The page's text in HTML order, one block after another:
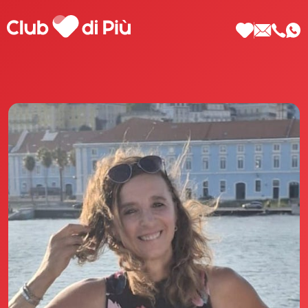
Scopri Club di Più
Le testimonianze Club di Più
La fondatrice Valeria Pilla
Annunci Donne
Agenzia matrimoniale Club di Più
Love Notebook